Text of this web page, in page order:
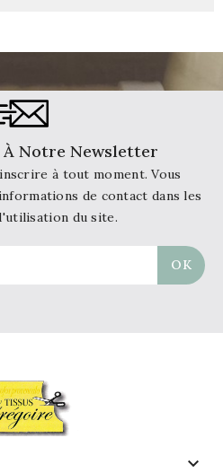
À Notre Newsletter
à tout moment. Vous
de contact dans les
du site.
